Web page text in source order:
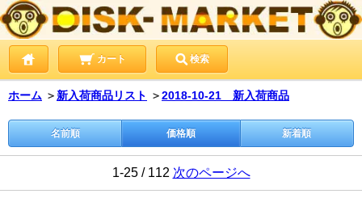
カート 検索
ホーム ＞ 新入荷商品リスト ＞2018-10-21 新入荷商品
名前順 価格順 新着順
1-25 / 112 次のページへ